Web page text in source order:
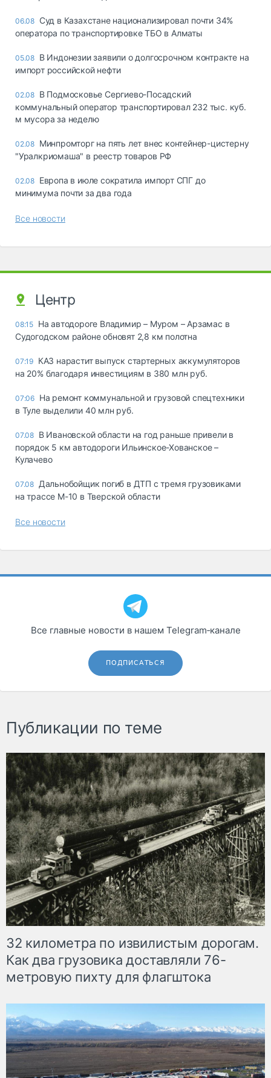
06.08 Суд в Казахстане национализировал почти 34%
оператора по транспортировке ТБО в Алматы
05.08 В Индонезии заявили о долгосрочном контракте на
импорт российской нефти
02.08 В Подмосковье Сергиево-Посадский
коммунальный оператор транспортировал 232 тыс. куб.
м мусора за неделю
02.08 Минпромторг на пять лет внес контейнер-цистерну
"Уралкриомаша" в реестр товаров РФ
02.08 Европа в июле сократила импорт СПГ до
минимума почти за два года
Все новости
Центр
08:15 На автодороге Владимир – Муром – Арзамас в
Судогодском районе обновят 2,8 км полотна
07:19 КАЗ нарастит выпуск стартерных аккумуляторов
на 20% благодаря инвестициям в 380 млн руб.
07:06 На ремонт коммунальной и грузовой спецтехники
в Туле выделили 40 млн руб.
07.08 В Ивановской области на год раньше привели в
порядок 5 км автодороги Ильинское-Хованское –
Кулачево
07.08 Дальнобойщик погиб в ДТП с тремя грузовиками
на трассе М-10 в Тверской области
Все новости
Все главные новости в нашем Telegram‑канале
ПОДПИСАТЬСЯ
Публикации по теме
32 километра по извилистым дорогам.
Как два грузовика доставляли 76-
метровую пихту для флагштока